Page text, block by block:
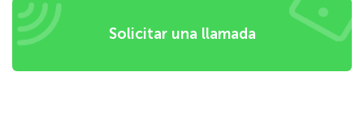
Solicitar una llamada